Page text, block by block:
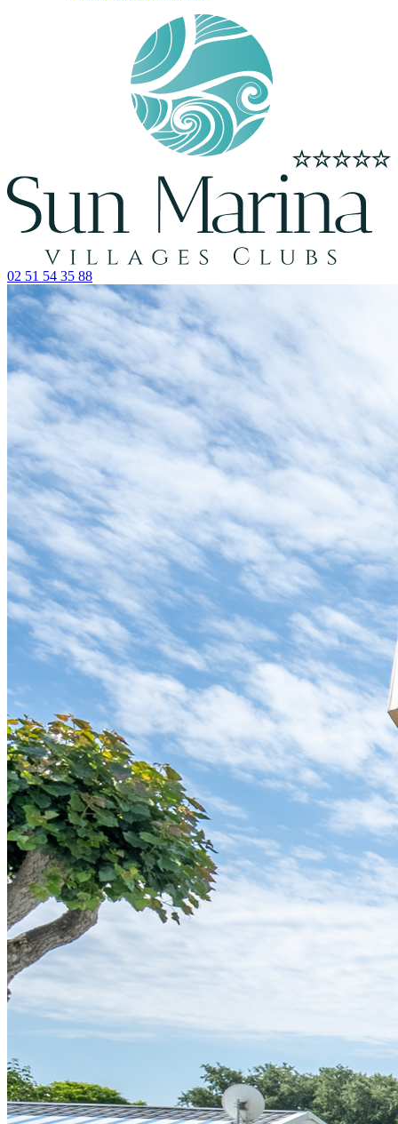
02 51 54 35 88